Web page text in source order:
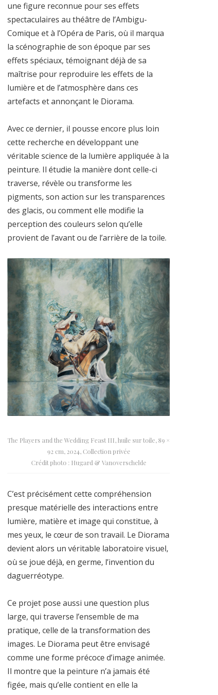
une figure reconnue pour ses effets
spectaculaires au théâtre de l’Ambigu-
Comique et à l’Opéra de Paris, où il marqua
la scénographie de son époque par ses
effets spéciaux, témoignant déjà de sa
maîtrise pour reproduire les effets de la
lumière et de l’atmosphère dans ces
artefacts et annonçant le Diorama.
Avec ce dernier, il pousse encore plus loin
cette recherche en développant une
véritable science de la lumière appliquée à la
peinture. Il étudie la manière dont celle-ci
traverse, révèle ou transforme les
pigments, son action sur les transparences
des glacis, ou comment elle modifie la
perception des couleurs selon qu’elle
provient de l’avant ou de l’arrière de la toile.
The Players and the Wedding Feast III, huile sur toile, 89 ×
92 cm, 2024, Collection privée
Crédit photo : Hugard & Vanoverschelde
C’est précisément cette compréhension
presque matérielle des interactions entre
lumière, matière et image qui constitue, à
mes yeux, le cœur de son travail. Le Diorama
devient alors un véritable laboratoire visuel,
où se joue déjà, en germe, l’invention du
daguerréotype.
Ce projet pose aussi une question plus
large, qui traverse l’ensemble de ma
pratique, celle de la transformation des
images. Le Diorama peut être envisagé
comme une forme précoce d’image animée.
Il montre que la peinture n’a jamais été
figée, mais qu’elle contient en elle la